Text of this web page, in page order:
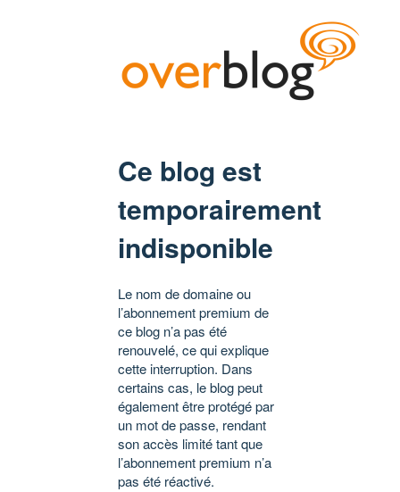
Ce blog est
temporairement
indisponible
Le nom de domaine ou
l’abonnement premium de
ce blog n’a pas été
renouvelé, ce qui explique
cette interruption. Dans
certains cas, le blog peut
également être protégé par
un mot de passe, rendant
son accès limité tant que
l’abonnement premium n’a
pas été réactivé.